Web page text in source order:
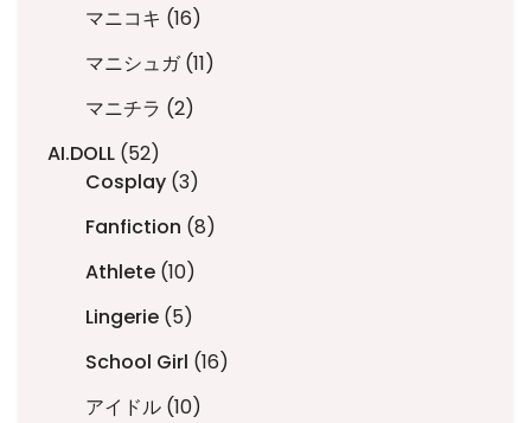
マニコキ 1616
個
の
商
マニシュガ 1111
マニチラ 22
の
商
品
AI.DOLL 5252
個
商
品
Cosplay 33
個
の
商
Fanfiction 88
Athlete 1010
個
の
商
Lingerie 55
個
の
商
School Girl 1616
アイドル 1010